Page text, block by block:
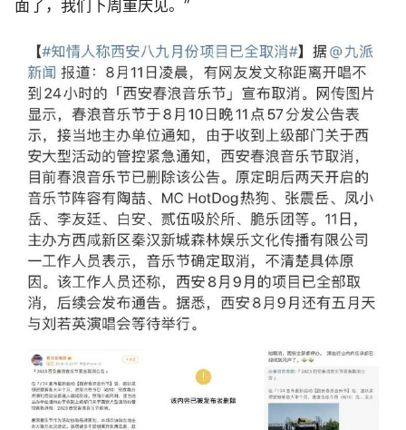
面了，我们下周重庆见。”